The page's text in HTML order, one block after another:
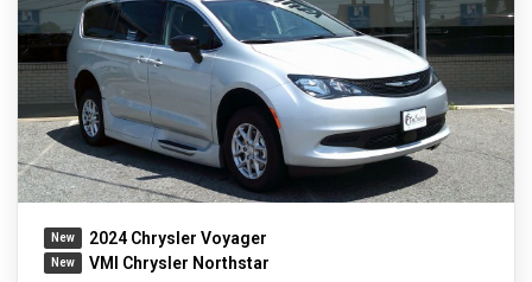
2024 Chrysler Voyager
VMI Chrysler Northstar